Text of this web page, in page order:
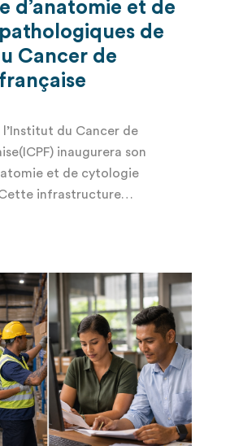
d’anatomie et de
de
Cancer de
l’Institut du Cancer de
inaugurera son
et de cytologie
infrastructure…